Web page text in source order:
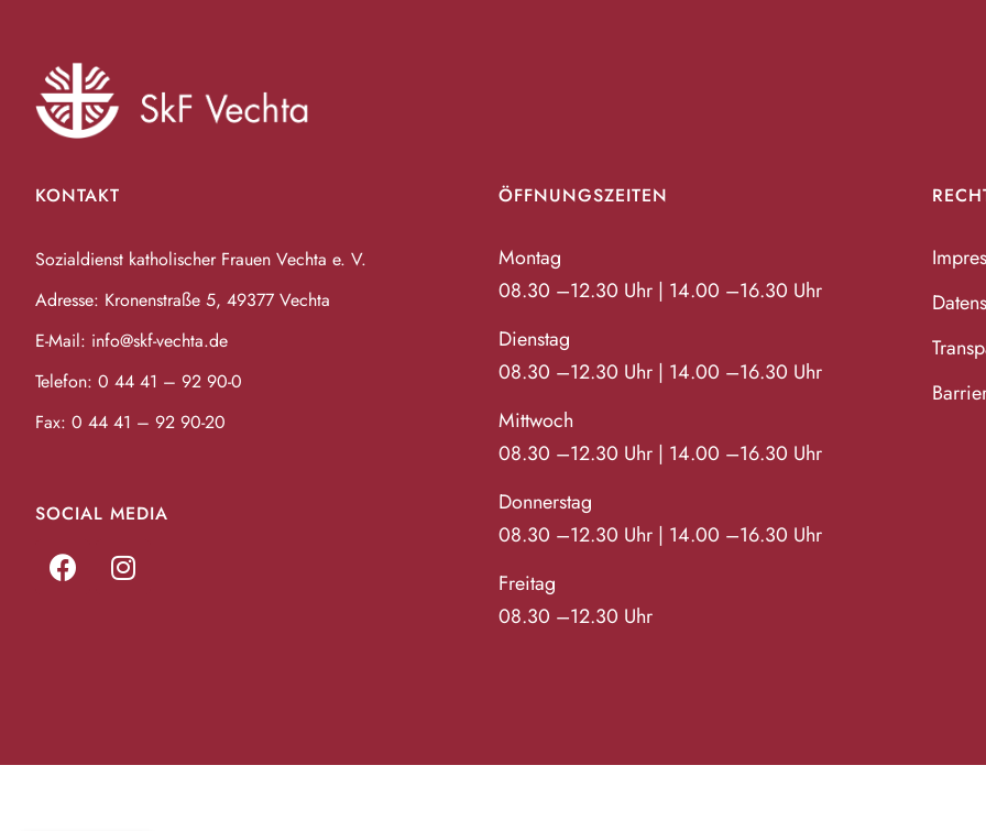
KONTAKT
Sozialdienst katholischer Frauen Vechta e. V.
Adresse: Kronenstraße 5, 49377 Vechta
E-Mail: info@skf-vechta.de
Telefon: 0 44 41 – 92 90-0
Fax: 0 44 41 – 92 90-20
SOCIAL MEDIA
ÖFFNUNGSZEITEN
Montag
08.30 –12.30 Uhr | 14.00 –16.30 Uhr
Dienstag
08.30 –12.30 Uhr | 14.00 –16.30 Uhr
Mittwoch
08.30 –12.30 Uhr | 14.00 –16.30 Uhr
Donnerstag
08.30 –12.30 Uhr | 14.00 –16.30 Uhr
Freitag
08.30 –12.30 Uhr